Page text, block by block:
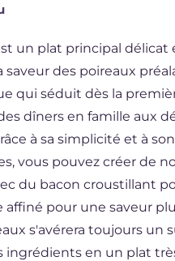
un plat principal délicat
saveur des poireaux
qui séduit dès la
dîners en famille aux
à sa simplicité et à
vous pouvez créer de
du bacon croustillant
affiné pour une saveur
s'avérera toujours un
ingrédients en un plat